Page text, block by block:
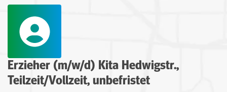
Erzieher (m/w/d) Kita Hedwigstr.,
Teilzeit/Vollzeit, unbefristet